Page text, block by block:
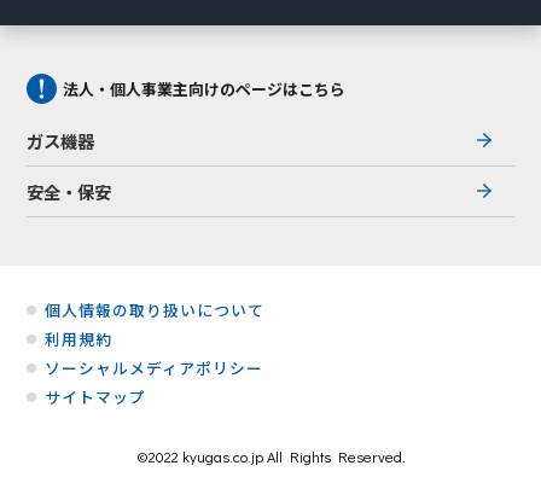
法人・個人事業主向けのページはこちら
ガス機器
安全・保安
個人情報の取り扱いについて
利用規約
ソーシャルメディアポリシー
サイトマップ
©2022 kyugas.co.jp All Rights Reserved.